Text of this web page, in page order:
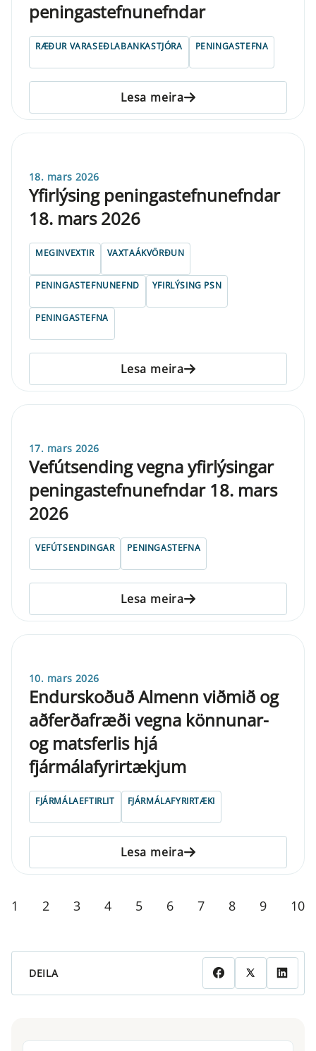
peningastefnunefndar
RÆÐUR VARASEÐLABANKASTJÓRA PENINGASTEFNA
Lesa meira
18. mars 2026
Yfirlýsing peningastefnunefndar
18. mars 2026
MEGINVEXTIR VAXTAÁKVÖRÐUN
PENINGASTEFNUNEFND YFIRLÝSING PSN
PENINGASTEFNA
Lesa meira
17. mars 2026
Vefút­send­ing vegna yfi­r­lýs­ing­ar
pen­inga­stefnu­nefnd­ar 18. mars
2026
VEFÚTSENDINGAR PENINGASTEFNA
Lesa meira
10. mars 2026
Endurskoðuð Almenn viðmið og
aðferðafræði vegna könnunar-
og matsferlis hjá
fjármálafyrirtækjum
FJÁRMÁLAEFTIRLIT FJÁRMÁLAFYRIRTÆKI
Lesa meira
1 2 3 4 5 6 7 8 9 10
DEILA